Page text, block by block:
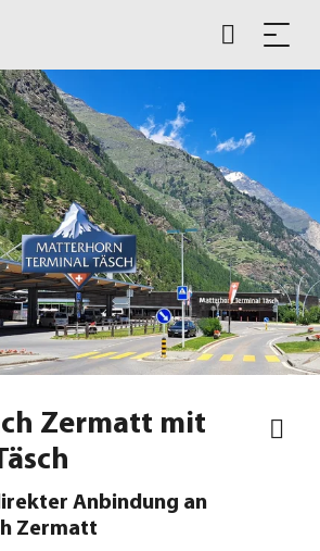
Zermatt mit
Anbindung an
Zermatt